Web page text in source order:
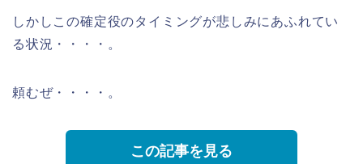
しかしこの確定役のタイミングが悲しみにあふれてい
る状況・・・・。
頼むぜ・・・・。
この記事を見る